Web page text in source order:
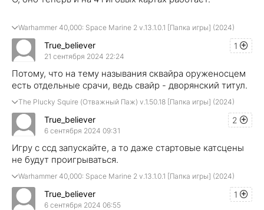
Warhammer 40,000: Space Marine 2 v.13.1.0.1 [Папка игры] (2024)
1
True_believer
21 сентября 2024 22:24
Потому, что на тему называния сквайра оруженосцем
есть отдельные срачи, ведь свайр - дворянский титул.
The Plucky Squire (Отважный Паж) v.1.50.18 [Папка игры] (2024)
2
True_believer
6 сентября 2024 09:31
Игру с ссд запускайте, а то даже стартовые катсцены
не будут проигрываться.
Warhammer 40,000: Space Marine 2 v.13.1.0.1 [Папка игры] (2024)
1
True_believer
6 сентября 2024 06:55